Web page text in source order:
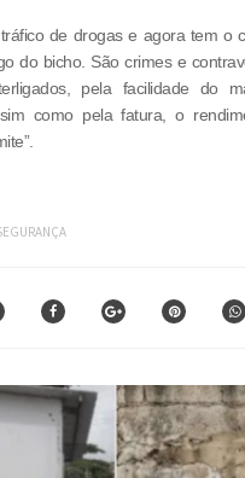
de drogas e agora tem o
do bicho. São crimes e
pela facilidade do
como pela fatura, o